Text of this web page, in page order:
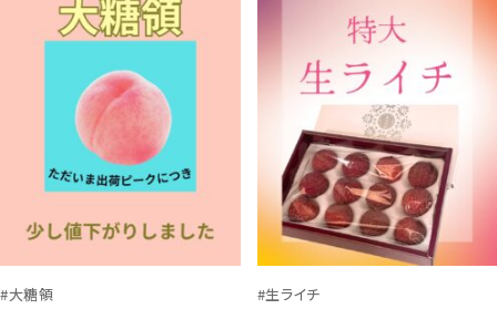
#大糖領 #生ライチ